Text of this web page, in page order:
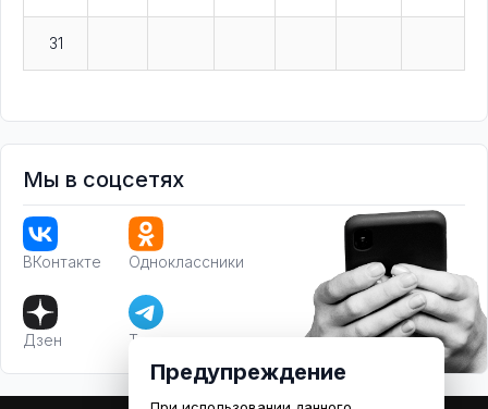
31
Мы в соцсетях
ВКонтакте Одноклассники
Дзен Телеграм
Предупреждение